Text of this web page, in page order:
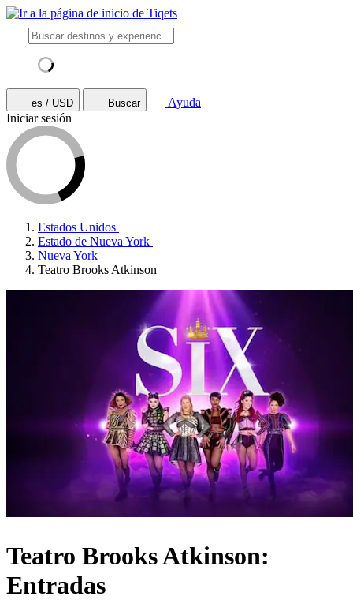
es / USD Buscar
Ayuda
Iniciar sesión
Estados Unidos
Estado de Nueva York
Nueva York
Teatro Brooks Atkinson
Teatro Brooks Atkinson:
Entradas